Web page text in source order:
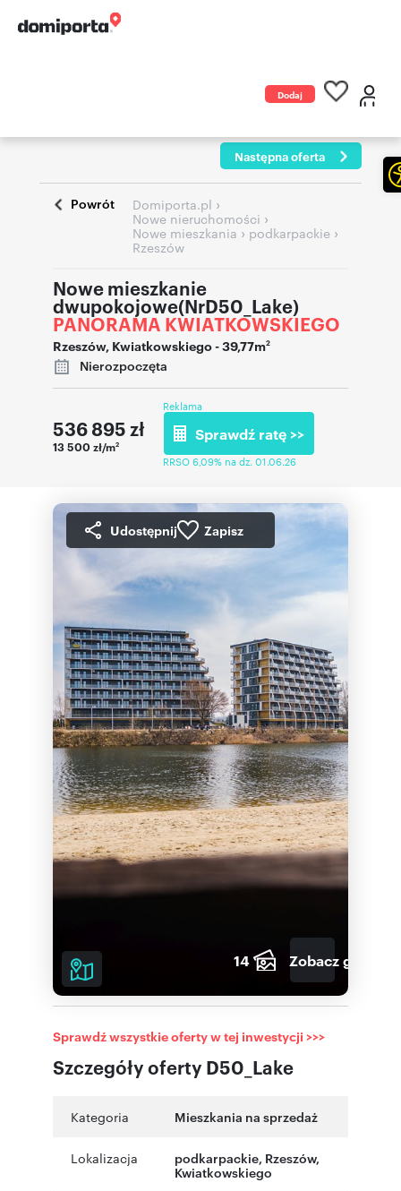
Dodaj
Następna oferta
Powrót Domiporta.pl ›
Nowe nieruchomości ›
Nowe mieszkania › podkarpackie ›
Rzeszów
Nowe mieszkanie
dwupokojowe(NrD50_Lake)
PANORAMA KWIATKOWSKIEGO
Rzeszów, Kwiatkowskiego- 39,77m2
Nierozpoczęta
536 895 zł
13 500 zł/m2
Reklama
Sprawdź ratę >>
RRSO 6,09% na dz. 01.06.26
Udostępnij Zapisz
14 Zobacz galerię
Szczegóły oferty D50_Lake
Sprawdź wszystkie oferty w tej inwestycji >>>
Kategoria Mieszkania na sprzedaż
Lokalizacja podkarpackie, Rzeszów,
Kwiatkowskiego